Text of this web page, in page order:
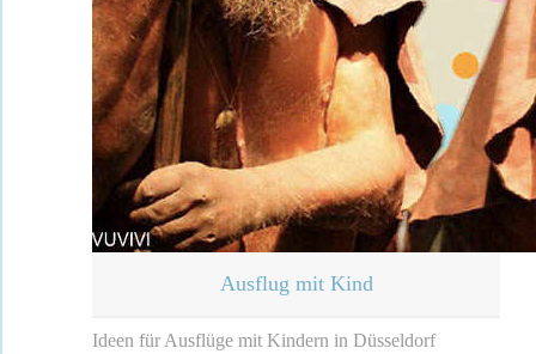
Ausflug mit Kind
Ideen für Ausflüge mit Kindern in Düsseldorf